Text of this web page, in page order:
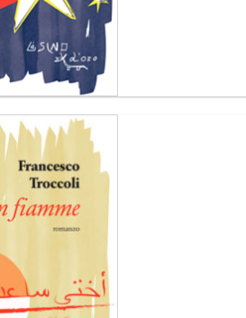
Aggiungi
alla lista
dei
desideri